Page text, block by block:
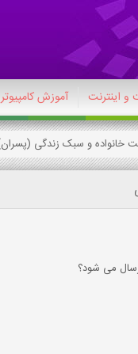
اینترنت آموزش کامپیوتر
می شود؟